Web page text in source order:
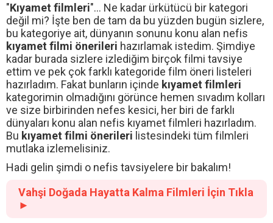
"Kıyamet filmleri"... Ne kadar ürkütücü bir kategori
değil mi? İşte ben de tam da bu yüzden bugün sizlere,
bu kategoriye ait, dünyanın sonunu konu alan nefis
kıyamet filmi önerileri hazırlamak istedim. Şimdiye
kadar burada sizlere izlediğim birçok filmi tavsiye
ettim ve pek çok farklı kategoride film öneri listeleri
hazırladım. Fakat bunların içinde kıyamet filmleri
kategorimin olmadığını görünce hemen sıvadım kolları
ve size birbirinden nefes kesici, her biri de farklı
dünyaları konu alan nefis kıyamet filmleri hazırladım.
Bu kıyamet filmi önerileri listesindeki tüm filmleri
mutlaka izlemelisiniz.
Hadi gelin şimdi o nefis tavsiyelere bir bakalım!
Vahşi Doğada Hayatta Kalma Filmleri İçin Tıkla
►